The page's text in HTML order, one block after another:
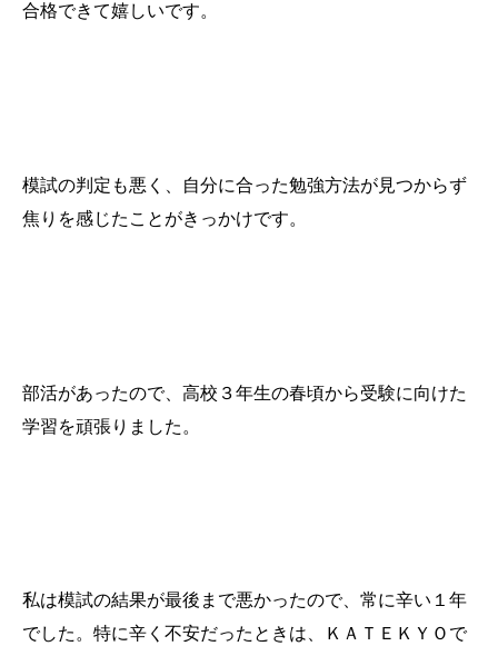
合格できて嬉しいです。
模試の判定も悪く、自分に合った勉強方法が見つからず
焦りを感じたことがきっかけです。
部活があったので、高校３年生の春頃から受験に向けた
学習を頑張りました。
私は模試の結果が最後まで悪かったので、常に辛い１年
でした。特に辛く不安だったときは、ＫＡＴＥＫＹＯで